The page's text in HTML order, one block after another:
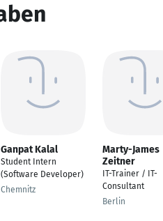
Ganpat Kalal
Student Intern
(Software Developer)
Chemnitz
Marty-James
Zeitner
IT-Trainer / IT-
Consultant
Berlin